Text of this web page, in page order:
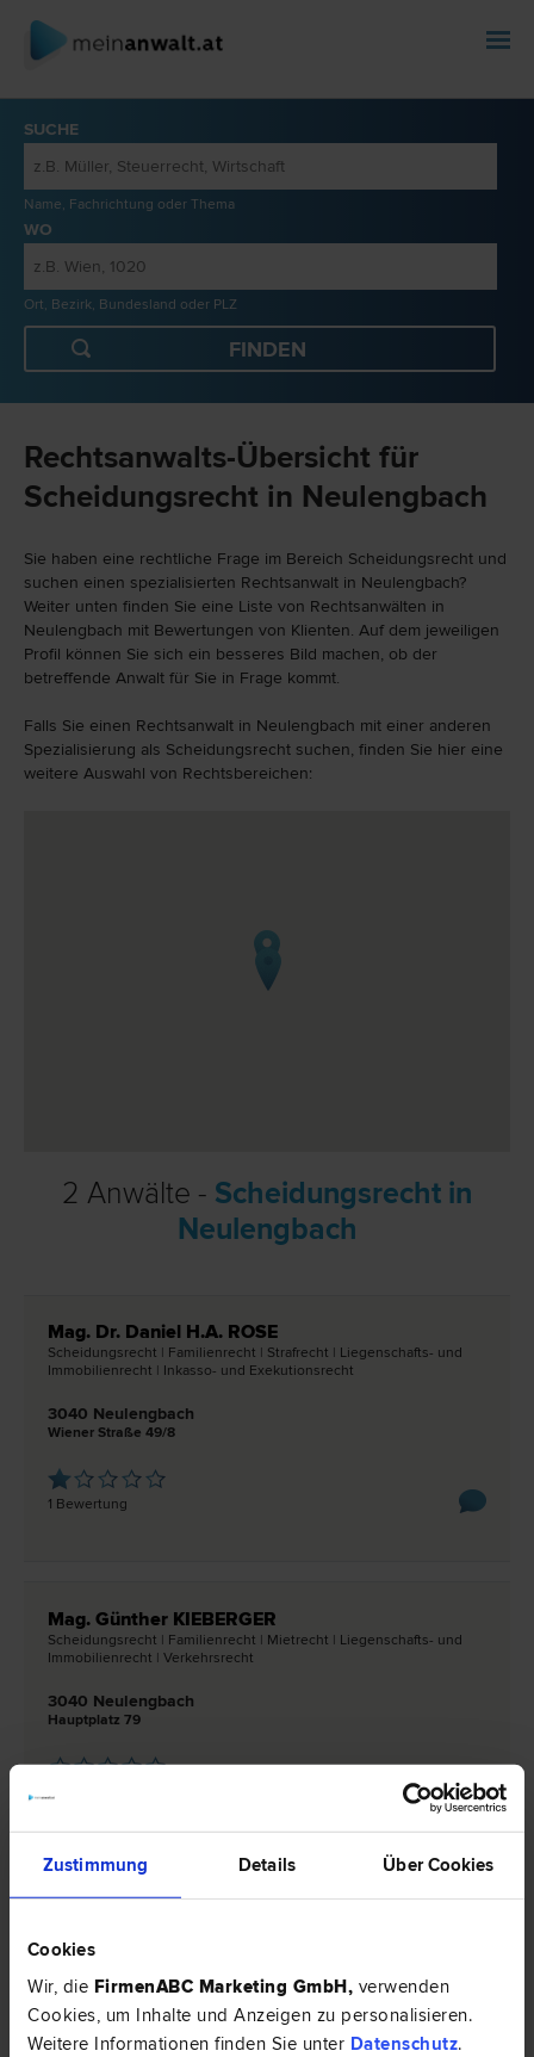
Zustimmung Details Über Cookies
Cookies
Wir, die FirmenABC Marketing GmbH, verwenden
Cookies, um Inhalte und Anzeigen zu personalisieren.
Weitere Informationen finden Sie unter Datenschutz.
SUCHE
Name, Fachrichtung oder Thema
WO
Ort, Bezirk, Bundesland oder PLZ
Rechtsanwalts-Übersicht für
Scheidungsrecht in Neulengbach
Sie haben eine rechtliche Frage im Bereich Scheidungsrecht und
suchen einen spezialisierten Rechtsanwalt in Neulengbach?
Weiter unten finden Sie eine Liste von Rechtsanwälten in
Neulengbach mit Bewertungen von Klienten. Auf dem jeweiligen
Profil können Sie sich ein besseres Bild machen, ob der
betreffende Anwalt für Sie in Frage kommt.
Falls Sie einen Rechtsanwalt in Neulengbach mit einer anderen
Spezialisierung als Scheidungsrecht suchen, finden Sie hier eine
weitere Auswahl von Rechtsbereichen:
2 Anwälte - Scheidungsrecht in
Neulengbach
Mag. Dr. Daniel H.A. ROSE
Scheidungs­recht | Familien­recht | Straf­recht | Liegenschafts- und
Immobilien­recht | Inkasso- und Exekutions­recht
3040 Neulengbach
Wiener Straße 49/8
1 Bewertung
Mag. Günther KIEBERGER
Scheidungs­recht | Familien­recht | Miet­recht | Liegenschafts- und
Immobilien­recht | Verkehrs­recht
3040 Neulengbach
Hauptplatz 79
EXPERTENTIPP